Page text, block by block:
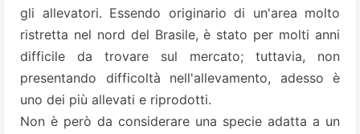
gli allevatori. Essendo originario di un'area molto
ristretta nel nord del Brasile, è stato per molti anni
difficile da trovare sul mercato; tuttavia, non
presentando difficoltà nell'allevamento, adesso è
uno dei più allevati e riprodotti.
Non è però da considerare una specie adatta a un